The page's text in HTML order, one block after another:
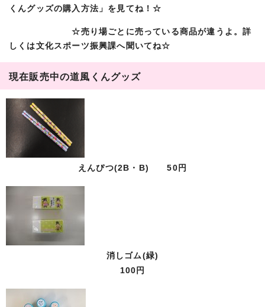
くんグッズの購入方法」を見てね！☆
☆売り場ごとに売っている商品が違うよ。詳
しくは文化スポーツ振興課へ聞いてね☆
現在販売中の道風くんグッズ
えんぴつ(2B・B) 50円
消しゴム(緑)
100円